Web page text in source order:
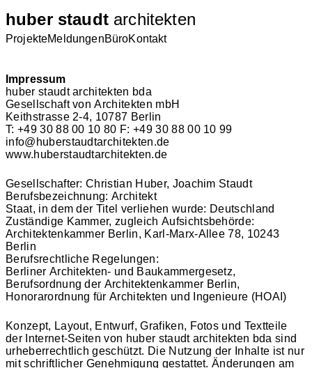
huber staudt architekten
ProjekteMeldungenBüroKontakt
Impressum
huber staudt architekten bda
Gesellschaft von Architekten mbH
Keithstrasse 2-4, 10787 Berlin
T: +49 30 88 00 10 80 F: +49 30 88 00 10 99
info@huberstaudtarchitekten.de
www.huberstaudtarchitekten.de
Gesellschafter: Christian Huber, Joachim Staudt
Berufsbezeichnung: Architekt
Staat, in dem der Titel verliehen wurde: Deutschland
Zuständige Kammer, zugleich Aufsichtsbehörde:
Architektenkammer Berlin, Karl-Marx-Allee 78, 10243
Berlin
Berufsrechtliche Regelungen:
Berliner Architekten- und Baukammergesetz,
Berufsordnung der Architektenkammer Berlin,
Honorarordnung für Architekten und Ingenieure (HOAI)
Konzept, Layout, Entwurf, Grafiken, Fotos und Textteile
der Internet-Seiten von huber staudt architekten bda sind
urheberrechtlich geschützt. Die Nutzung der Inhalte ist nur
mit schriftlicher Genehmigung gestattet. Änderungen am